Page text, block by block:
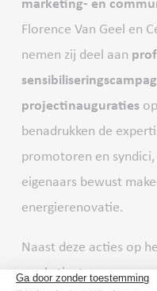
marketing- en
Florence Van Geel en
nemen zij deel aan
projectinauguraties
benadrukken de
promotoren en
eigenaars bewust
energierenovatie.
Naast deze acties op
marketingteam op een